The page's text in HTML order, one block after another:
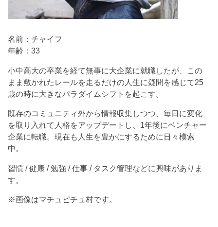
名前：チャイフ
年齢：33
小中高大の卒業を経て無事に大企業に就職したが、この
まま敷かれたレールを走るだけの人生に疑問を感じて25
歳の時に大きなパラダイムシフトを起こす。
既存のコミュニティ外から情報収集しつつ、毎日に変化
を取り入れて人格をアップデートし、1年後にベンチャー
企業に転職。現在も人生を豊かにするために日々模索
中。
習慣 / 健康 / 勉強 / 仕事 / タスク管理などに興味がありま
す。
※画像はマチュピチュ村です。